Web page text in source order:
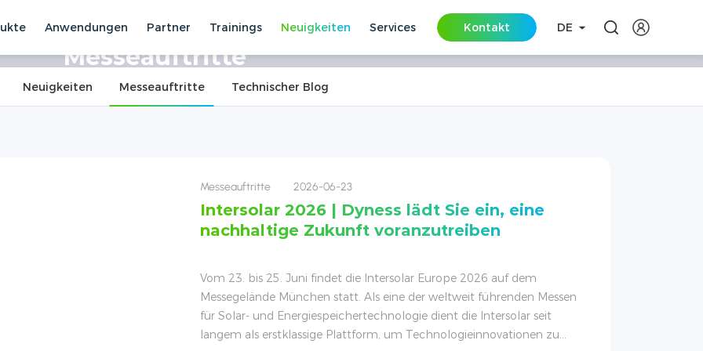
Anwendungen Partner Trainings Neuigkeiten Services Kontakt DE
Messeauftritte
Neuigkeiten Messeauftritte Technischer Blog
Messeauftritte 2026-06-23
Intersolar 2026 | Dyness lädt Sie ein, eine
nachhaltige Zukunft voranzutreiben
Vom 23. bis 25. Juni findet die Intersolar Europe 2026 auf dem
Messegelände München statt. Als eine der weltweit führenden Messen
für Solar- und Energiespeichertechnologie dient die Intersolar seit
langem als erstklassige Plattform, um Technologieinnovationen zu